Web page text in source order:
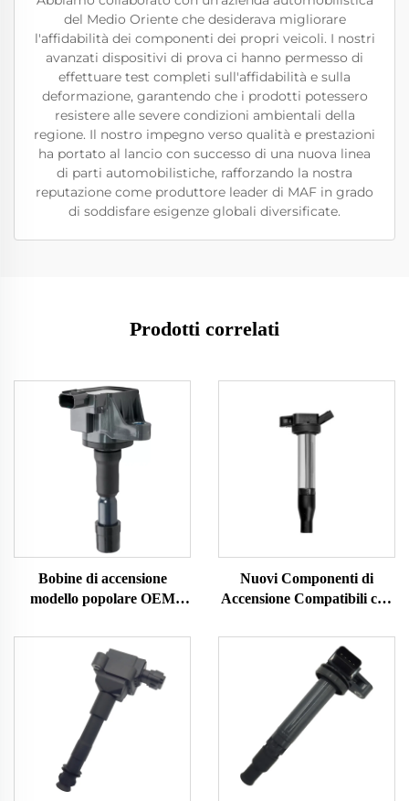
del Medio Oriente che desiderava migliorare
l'affidabilità dei componenti dei propri veicoli. I nostri
avanzati dispositivi di prova ci hanno permesso di
effettuare test completi sull'affidabilità e sulla
deformazione, garantendo che i prodotti potessero
resistere alle severe condizioni ambientali della
regione. Il nostro impegno verso qualità e prestazioni
ha portato al lancio con successo di una nuova linea
di parti automobilistiche, rafforzando la nostra
reputazione come produttore leader di MAF in grado
di soddisfare esigenze globali diversificate.
Prodotti correlati
Bobine di accensione
modello popolare OEM
30520RB0S01 CM11116
UF626 per Honda AC-URA
Bobina De Encendido Del
Coche
Nuovi Componenti di
Accensione Compatibili con
9091902273 90919A2008
Bobina di Accensione
Confezione 9004A19002
UF796